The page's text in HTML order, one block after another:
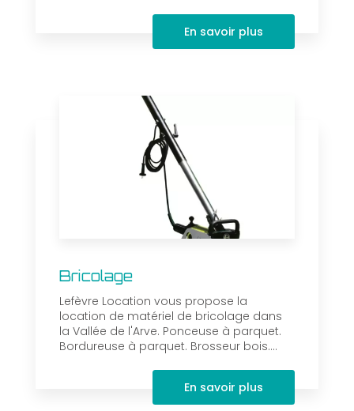
En savoir plus
Bricolage
Lefèvre Location vous propose la
location de matériel de bricolage dans
la Vallée de l'Arve. Ponceuse à parquet.
Bordureuse à parquet. Brosseur bois....
En savoir plus